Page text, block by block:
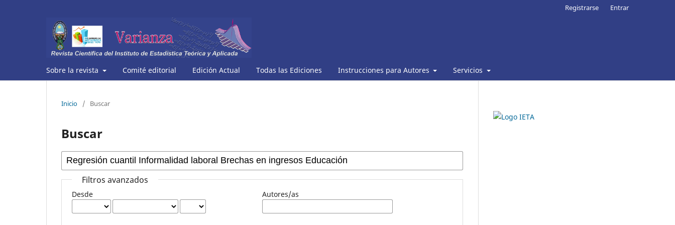
Sobre la revista Comité editorial Edición Actual Todas las Ediciones Instrucciones para Autores Servicios
Registrarse Entrar
Inicio / Buscar
Buscar
Filtros avanzados
Desde Autores/as